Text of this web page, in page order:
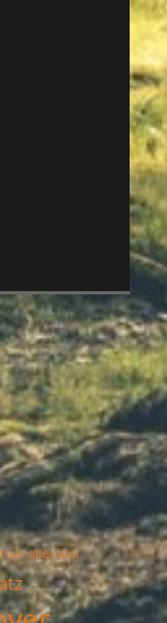
air alles neu